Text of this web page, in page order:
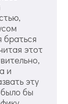
браться
этот
и
эту
бы